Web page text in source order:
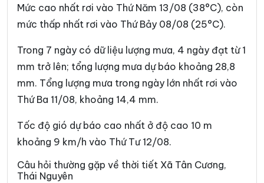
Xã Điềm Thụy Xã Định Hóa
Xã Đồng Hỷ Xã Đồng Phúc
Xã Đức Lương Xã Hiệp Lực
Xã Hợp Thành Xã Kha Sơn
Xã Kim Phượng Xã La Bằng
Xã La Hiên Xã Lam Vỹ
Xã Nà Phặc Xã Na Rì
Xã Nam Cường Xã Nam Hòa
Mức cao nhất rơi vào Thứ Năm 13/08 (38°C), còn
mức thấp nhất rơi vào Thứ Bảy 08/08 (25°C).
Trong 7 ngày có dữ liệu lượng mưa, 4 ngày đạt từ 1
mm trở lên; tổng lượng mưa dự báo khoảng 28,8
mm. Tổng lượng mưa trong ngày lớn nhất rơi vào
Thứ Ba 11/08, khoảng 14,4 mm.
Tốc độ gió dự báo cao nhất ở độ cao 10 m
khoảng 9 km/h vào Thứ Tư 12/08.
Câu hỏi thường gặp về thời tiết Xã Tân Cương,
Thái Nguyên